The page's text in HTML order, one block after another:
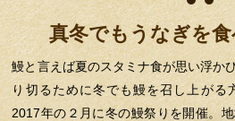
真冬でもうなぎを
鰻と言えば夏のスタミナ食が思い浮か
り切るために冬でも鰻を召し上がる
2017年の２月に冬の鰻祭りを開催。